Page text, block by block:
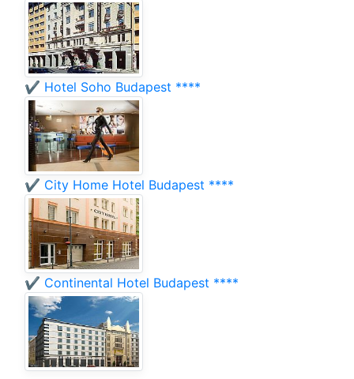
✔️ Hotel Soho Budapest ****
✔️ City Home Hotel Budapest ****
✔️ Continental Hotel Budapest ****